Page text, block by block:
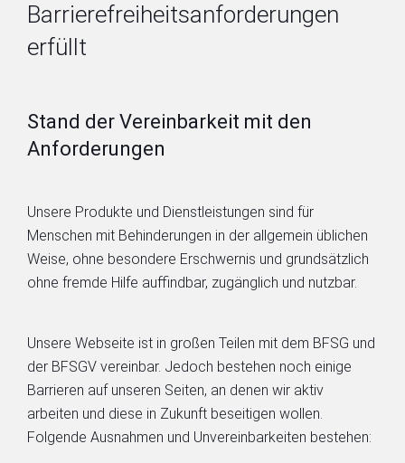
Barrierefreiheitsanforderungen
erfüllt
Stand der Vereinbarkeit mit den
Anforderungen
Unsere Produkte und Dienstleistungen sind für
Menschen mit Behinderungen in der allgemein üblichen
Weise, ohne besondere Erschwernis und grundsätzlich
ohne fremde Hilfe auffindbar, zugänglich und nutzbar.
Unsere Webseite ist in großen Teilen mit dem BFSG und
der BFSGV vereinbar. Jedoch bestehen noch einige
Barrieren auf unseren Seiten, an denen wir aktiv
arbeiten und diese in Zukunft beseitigen wollen.
Folgende Ausnahmen und Unvereinbarkeiten bestehen: